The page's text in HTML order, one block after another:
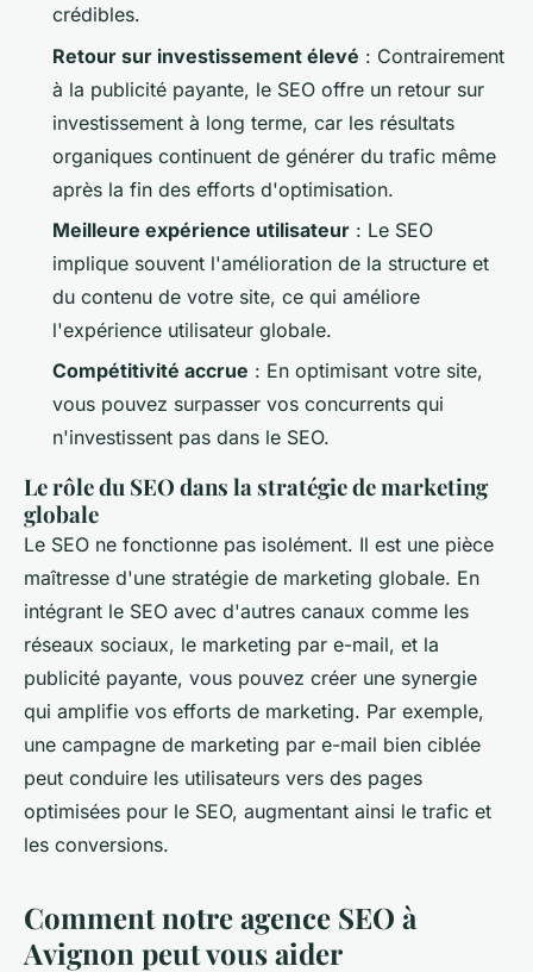
crédibles.
Retour sur investissement élevé : Contrairement
à la publicité payante, le SEO offre un retour sur
investissement à long terme, car les résultats
organiques continuent de générer du trafic même
après la fin des efforts d'optimisation.
Meilleure expérience utilisateur : Le SEO
implique souvent l'amélioration de la structure et
du contenu de votre site, ce qui améliore
l'expérience utilisateur globale.
Compétitivité accrue : En optimisant votre site,
vous pouvez surpasser vos concurrents qui
n'investissent pas dans le SEO.
Le rôle du SEO dans la stratégie de marketing
globale
Le SEO ne fonctionne pas isolément. Il est une pièce
maîtresse d'une stratégie de marketing globale. En
intégrant le SEO avec d'autres canaux comme les
réseaux sociaux, le marketing par e-mail, et la
publicité payante, vous pouvez créer une synergie
qui amplifie vos efforts de marketing. Par exemple,
une campagne de marketing par e-mail bien ciblée
peut conduire les utilisateurs vers des pages
optimisées pour le SEO, augmentant ainsi le trafic et
les conversions.
Comment notre agence SEO à
Avignon peut vous aider